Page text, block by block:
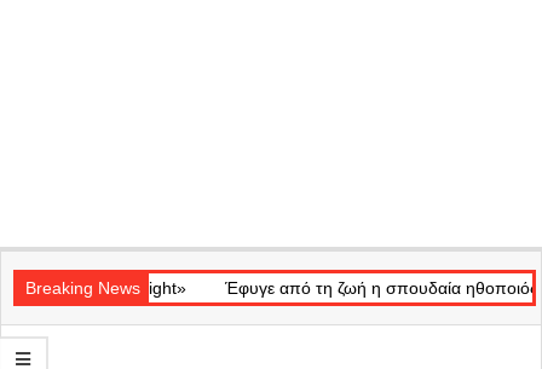
Navigation
Menu
Breaking News
«Ray of Light» Έφυγε από τη ζωή η σπουδαία ηθοποιός